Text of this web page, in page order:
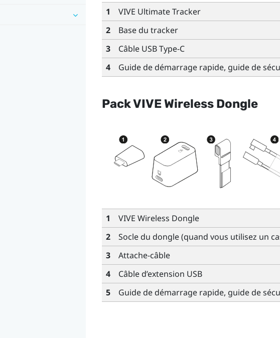
1
VIVE Ultimate Tracker
2
Base du tracker
3
Câble USB Type-C
4
Guide de démarrage rapide, guide de
PackVIVE Wireless Dongle
1
VIVE Wireless Dongle
2
Socle du dongle(quand vous utilisez un
3
Attache-câble
4
Câble d’extension USB
5
Guide de démarrage rapide, guide de